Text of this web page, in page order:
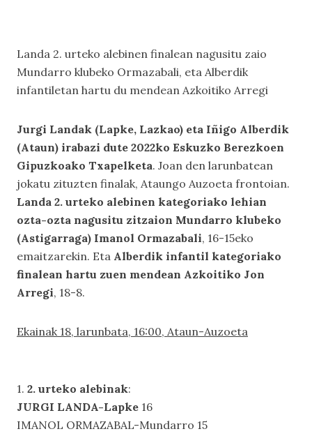
Landa 2. urteko alebinen finalean nagusitu zaio
Mundarro klubeko Ormazabali, eta Alberdik
infantiletan hartu du mendean Azkoitiko Arregi
Jurgi Landak (Lapke, Lazkao) eta Iñigo Alberdik
(Ataun) irabazi dute 2022ko Eskuzko Berezkoen
Gipuzkoako Txapelketa. Joan den larunbatean
jokatu zituzten finalak, Ataungo Auzoeta frontoian.
Landa 2. urteko alebinen kategoriako lehian
ozta-ozta nagusitu zitzaion Mundarro klubeko
(Astigarraga) Imanol Ormazabali, 16-15eko
emaitzarekin. Eta Alberdik infantil kategoriako
finalean hartu zuen mendean Azkoitiko Jon
Arregi, 18-8.
Ekainak 18, larunbata, 16:00, Ataun-Auzoeta
1. 2. urteko alebinak:
JURGI LANDA-Lapke 16
IMANOL ORMAZABAL-Mundarro 15